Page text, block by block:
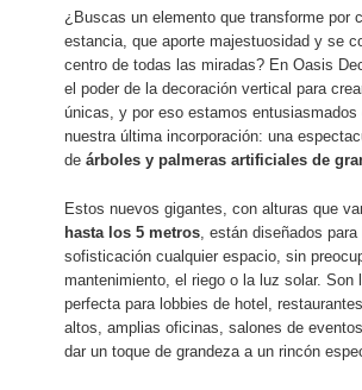
¿Buscas un elemento que transforme por
estancia, que aporte majestuosidad y se
centro de todas las miradas? En Oasis
el poder de la decoración vertical para
únicas, y por eso estamos entusiasmados
nuestra última incorporación: una
deárboles y palmeras artificiales de
Estos nuevos gigantes, con alturas que
hasta los 5 metros, están diseñados
sofisticación cualquier espacio, sin
mantenimiento, el riego o la luz solar. Son
perfecta para lobbies de hotel,
altos, amplias oficinas, salones de
dar un toque de grandeza a un rincón